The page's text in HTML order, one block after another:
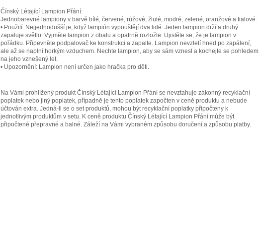
Čínský Létající Lampion Přání:
Jednobarevné lampiony v barvě bílé, červené, růžové, žluté, modré, zelené, oranžové a fialové.
• Použití: Nejjednodušší je, když lampión vypouštějí dva lidé. Jeden lampion drží a druhý
zapaluje světlo. Vyjměte lampion z obalu a opatrně rozložte. Ujistěte se, že je lampion v
pořádku. Připevněte podpalovač ke konstrukci a zapalte. Lampion nevzletí hned po zapálení,
ale až se naplní horkým vzduchem. Nechte lampion, aby se sám vznesl a kochejte se pohledem
na jeho vznešený let.
• Upozornění: Lampion není určen jako hračka pro děti.
Na Vámi prohlížený produkt Čínský Létající Lampion Přání se nevztahuje zákonný recyklační
poplatek nebo jiný poplatek, případně je tento poplatek započten v ceně produktu a nebude
účtován extra. Jedná-li se o set produktů, mohou být recyklační poplatky připočteny k
jednotlivým produktům v setu. K ceně produktu Čínský Létající Lampion Přání může být
připočtené přepravné a balné. Záleží na Vámi vybraném způsobu doručení a způsobu platby.